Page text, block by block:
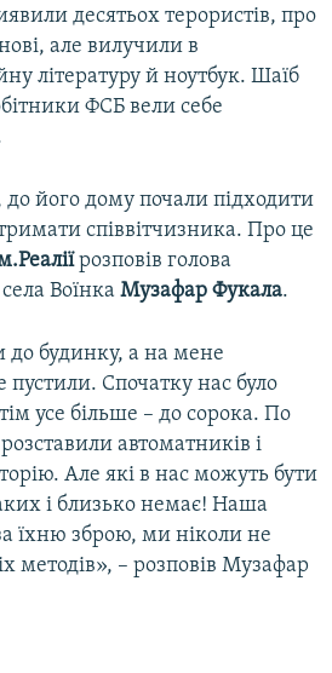
десятьох терористів, про
але вилучили в
літературу й ноутбук. Шаїб
ФСБ вели себе
його дому почали підходити
співвітчизника. Про це
розповів голова
Воїнка Музафар Фукала.
до будинку, а на мене
Спочатку нас було
усе більше – до сорока. По
автоматників і
Але які в нас можуть бути
і близько немає! Наша
їхню зброю, ми ніколи не
методів», – розповів Музафар